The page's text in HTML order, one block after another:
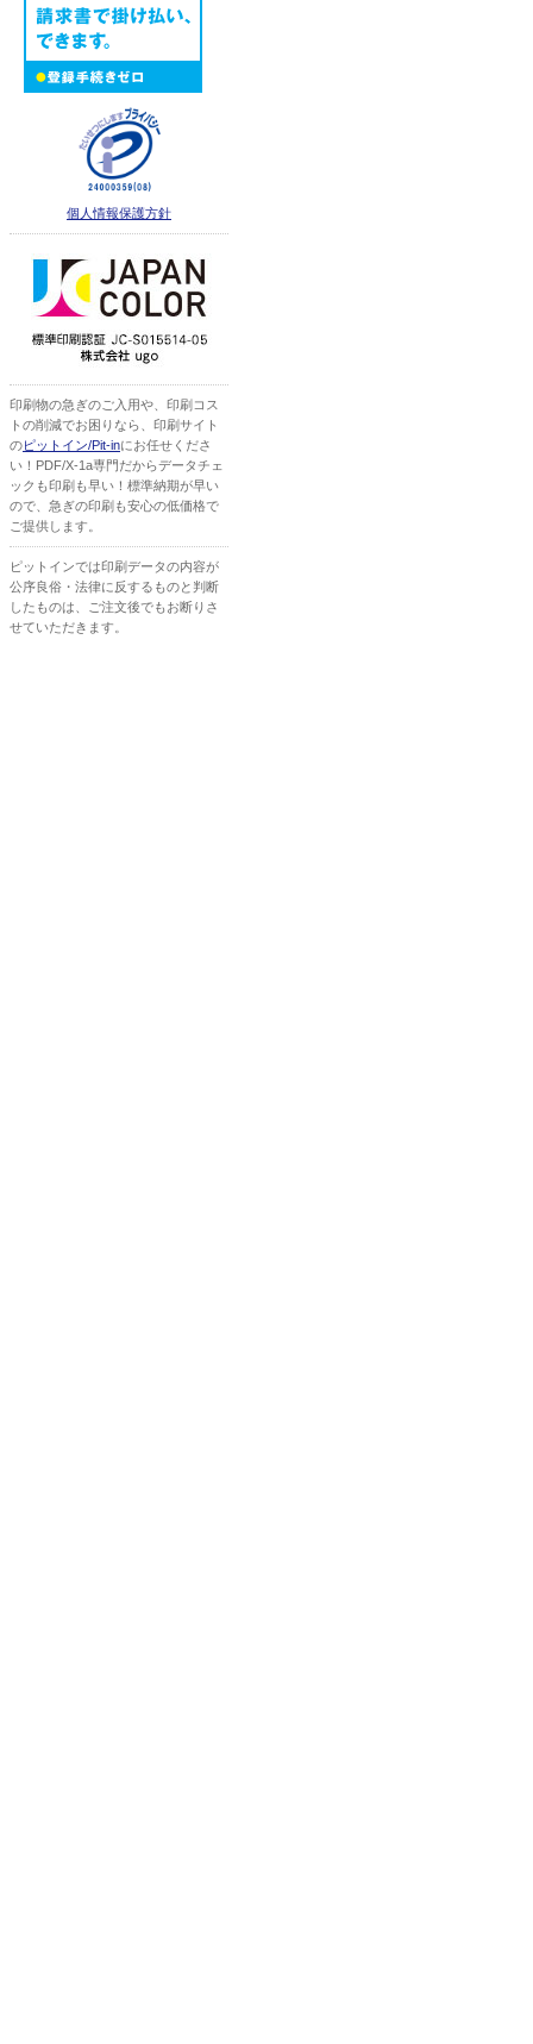
個人情報保護方針
印刷物の急ぎのご入用や、印刷コス
トの削減でお困りなら、印刷サイト
のピットイン/Pit-inにお任せくださ
い！PDF/X-1a専門だからデータチェ
ックも印刷も早い！標準納期が早い
ので、急ぎの印刷も安心の低価格で
ご提供します。
ピットインでは印刷データの内容が
公序良俗・法律に反するものと判断
したものは、ご注文後でもお断りさ
せていただきます。